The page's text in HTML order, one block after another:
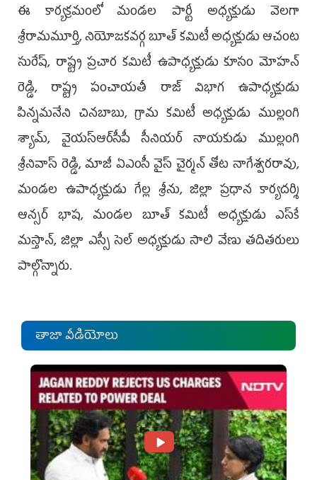
ఈ కార్యక్రమంలో మండల పార్టీ అధ్యక్షుడు వెలగా
శ్రీరామమూర్తి, నియోజకవర్గ బూత్ కమిటీ అధ్యక్షుడు ఆచంట
సురేష్, రాష్ట్ర ప్రచార కమిటీ ఉపాధ్యక్షుడు కూసం మోహన్
రెడ్డి, రాష్ట్ర పంచాయతీ రాజ్ విభాగ ఉపాధ్యక్షుడు
పిన్నమనేని చినబాబు, గ్రామ కమిటీ అధ్యక్షుడు ముల్లంగి
శ్యామ్, వైయ‌స్ఆర్‌సీపీ సీనియర్ నాయకుడు ముల్లంగి
శ్రీనివాస్ రెడ్డి, మాజీ ఏఎంసీ వైస్ చైర్మన్ తోట నాగేశ్వరరావు,
మండల ఉపాధ్యక్షుడు గేల్ల శ్రీను, జిల్లా ప్రధాన కార్యదర్శి
ఆన్సర్ భాష, మండల బూత్ కమిటీ అధ్యక్షుడు ఎస్‌కే
మస్తాన్, జిల్లా ఎస్సీ సెల్ అధ్యక్షుడు సాలి వేణు తదితరులు
పాల్గొన్నారు.
తాజా వీడియోలు